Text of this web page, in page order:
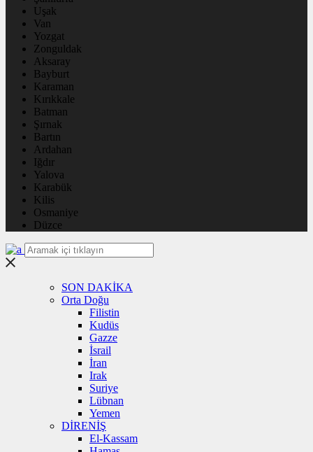
Uşak
Van
Yozgat
Zonguldak
Aksaray
Bayburt
Karaman
Kırıkkale
Batman
Şırnak
Bartın
Ardahan
Iğdır
Yalova
Karabük
Kilis
Osmaniye
Düzce
SON DAKİKA
Orta Doğu
Filistin
Kudüs
Gazze
İsrail
İran
Irak
Suriye
Lübnan
Yemen
DİRENİŞ
El-Kassam